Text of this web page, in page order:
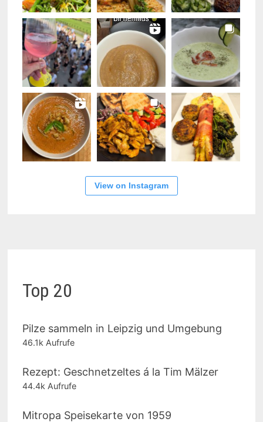
View on Instagram
Top 20
Pilze sammeln in Leipzig und Umgebung
46.1k Aufrufe
Rezept: Geschnetzeltes á la Tim Mälzer
44.4k Aufrufe
Mitropa Speisekarte von 1959